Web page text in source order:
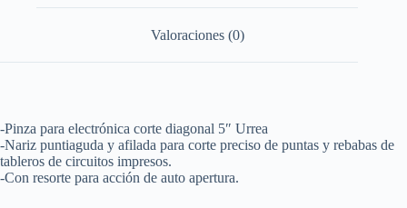
Valoraciones (0)
-Pinza para electrónica corte diagonal 5″ Urrea
-Nariz puntiaguda y afilada para corte preciso de puntas y rebabas de
tableros de circuitos impresos.
-Con resorte para acción de auto apertura.